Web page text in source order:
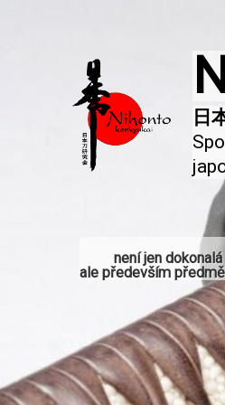
není jen
ale především